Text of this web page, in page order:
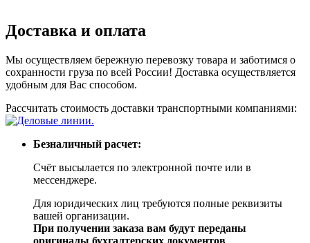
Доставка и оплата
Мы осуществляем бережную перевозку товара и заботимся о
сохранности груза по всей России! Доставка осуществляется
удобным для Вас способом.
Рассчитать стоимость доставки транспортными компаниями:
Безналичный расчет:
Счёт высылается по электронной почте или в
мессенджере.
Для юридических лиц требуются полные реквизиты
вашей организации.
При получении заказа вам будут переданы
оригиналы бухгалтерских документов